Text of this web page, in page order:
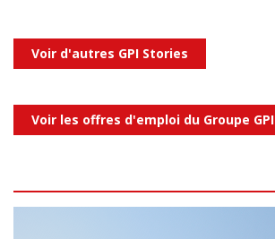
Voir d'autres GPI Stories
Voir les offres d'emploi du Groupe GPI